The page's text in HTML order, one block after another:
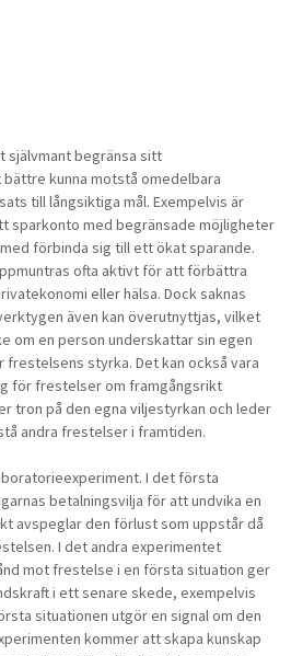
självmant begränsa sitt
kunna motstå omedelbara
till långsiktiga mål. Exempelvis är
sparkonto med begränsade möjligheter
förbinda sig till ett ökat sparande.
ofta aktivt för att förbättra
eller hälsa. Dock saknas
även kan överutnyttjas, vilket
om en person underskattar sin egen
styrka. Det kan också vara
för frestelser om framgångsrikt
tron på den egna viljestyrkan och leder
andra frestelser i framtiden.
I det första
betalningsvilja för att undvika en
avspeglar den förlust som uppstår då
I det andra experimentet
mot frestelse i en första situation ger
i ett senare skede, exempelvis
situationen utgör en signal om den
kommer att skapa kunskap